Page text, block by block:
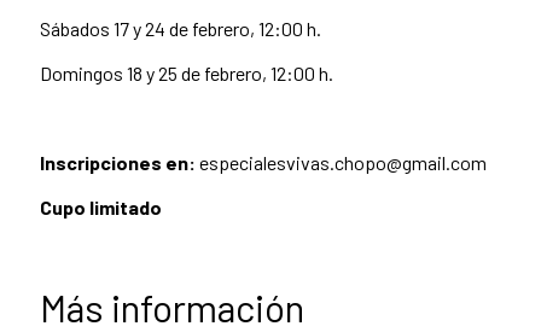
Sábados 17 y 24 de febrero, 12:00 h.
Domingos 18 y 25 de febrero, 12:00 h.
Inscripciones en: especialesvivas.chopo@gmail.com
Cupo limitado
Más información